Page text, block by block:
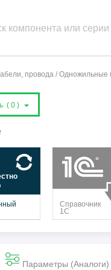
провода /
( 0 )
Параметры (Aналоги)